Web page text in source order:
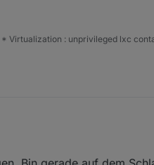
oder closed melden, wie
Virtualization : unprivileged lxc